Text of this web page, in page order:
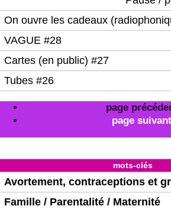
On ouvre les cadeaux
VAGUE #28
Cartes (en public) #27
Tubes #26
page
page
mots-clés
Avortement, contraceptions et
Famille / Parentalité / Maternité